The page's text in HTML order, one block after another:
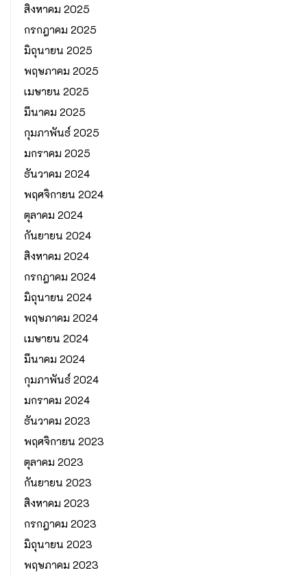
สิงหาคม 2025
กรกฎาคม 2025
มิถุนายน 2025
พฤษภาคม 2025
เมษายน 2025
มีนาคม 2025
กุมภาพันธ์ 2025
มกราคม 2025
ธันวาคม 2024
พฤศจิกายน 2024
ตุลาคม 2024
กันยายน 2024
สิงหาคม 2024
กรกฎาคม 2024
มิถุนายน 2024
พฤษภาคม 2024
เมษายน 2024
มีนาคม 2024
กุมภาพันธ์ 2024
มกราคม 2024
ธันวาคม 2023
พฤศจิกายน 2023
ตุลาคม 2023
กันยายน 2023
สิงหาคม 2023
กรกฎาคม 2023
มิถุนายน 2023
พฤษภาคม 2023